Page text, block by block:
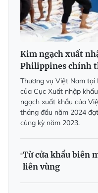
Kim ngạch xuất
Philippines chính
Thương vụ Việt Nam tại
của Cục Xuất nhập
ngạch xuất khẩu của
tháng đầu năm 2024
cùng kỳ năm 2023.
Từ cửa khẩu biên
liên vùng